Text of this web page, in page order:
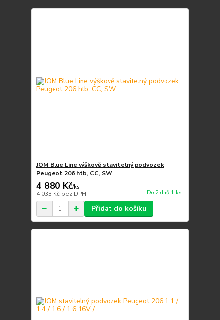
JOM Blue Line výškově stavitelný podvozek
Peugeot 206 htb, CC, SW
4 880 Kč/ks
4 033 Kč bez DPH Do 2 dnů 1 ks
Přidat do košíku